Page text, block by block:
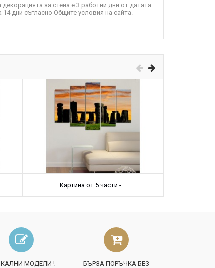
за стена е 3 работни дни от датата
дни съгласно Общите условия на сайта.
Картина от 5 части -...
МОДЕЛИ !
БЪРЗА ПОРЪЧКА БЕЗ